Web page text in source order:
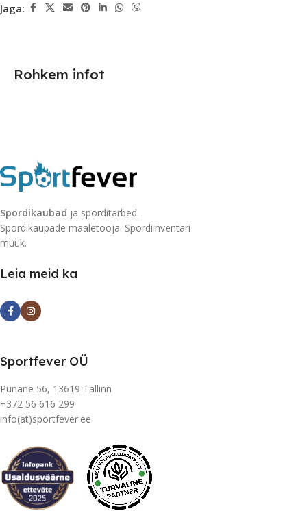
Jaga:
Rohkem infot
Spordikaubad ja sporditarbed.
Spordikaupade maaletooja. Spordiinventari
müük.
Leia meid ka
Sportfever OÜ
Punane 56, 13619 Tallinn
+372 56 616 299
info(at)sportfever.ee